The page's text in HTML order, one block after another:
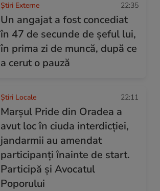
Știri Externe 22:35
Un angajat a fost concediat
în 47 de secunde de șeful lui,
în prima zi de muncă, după ce
a cerut o pauză
Știri Locale 22:11
Marșul Pride din Oradea a
avut loc în ciuda interdicției,
jandarmii au amendat
participanți înainte de start.
Participă și Avocatul
Poporului